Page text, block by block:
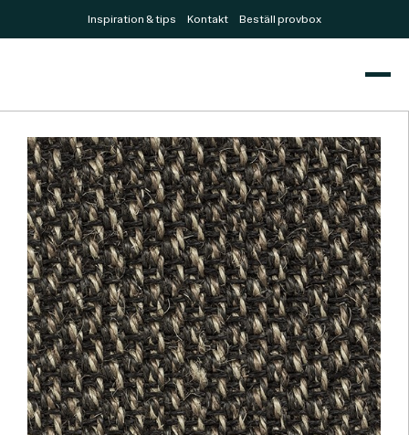
Inspiration & tips Kontakt Beställ provbox